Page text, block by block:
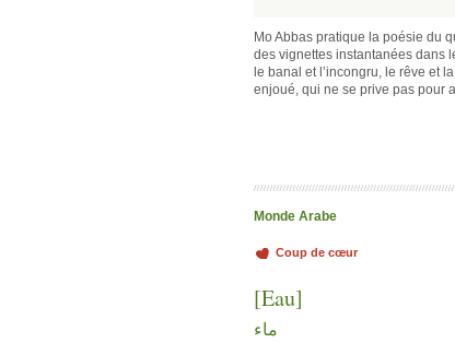
Mo Abbas pratique la poésie du
des vignettes instantanées dans
le banal et l’incongru, le rêve et
enjoué, qui ne se prive pas pour
Monde Arabe
Coup de cœur
[Eau]
ماء